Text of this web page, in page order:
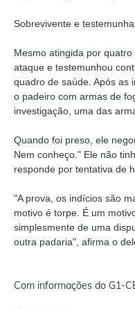
Sobrevivente e testemunha
Mesmo atingida por
ataque e testemunhou
quadro de saúde. Após as
o padeiro com armas de
investigação, uma das
Quando foi preso, ele
Nem conheço." Ele não
responde por tentativa de
"A prova, os indícios são
motivo é torpe. É um
simplesmente de uma
outra padaria", afirma o
Com informações do G1-